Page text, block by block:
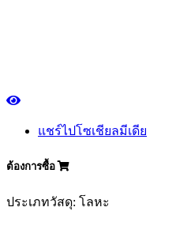
แชร์ไปโซเชียลมีเดีย
ต้องการซื้อ
ประเภทวัสดุ: โลหะ